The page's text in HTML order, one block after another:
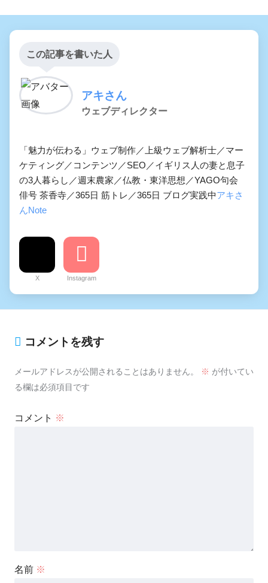
この記事を書いた人
アキさん
ウェブディレクター
「魅力が伝わる」ウェブ制作／上級ウェブ解析士／マー
ケティング／コンテンツ／SEO／イギリス人の妻と息子
の3人暮らし／週末農家／仏教・東洋思想／YAGO句会
俳号 茶香寺／365日 筋トレ／365日 ブログ実践中アキさ
んNote
X Instagram
コメントを残す
メールアドレスが公開されることはありません。 ※ が付いてい
る欄は必須項目です
コメント ※
名前 ※